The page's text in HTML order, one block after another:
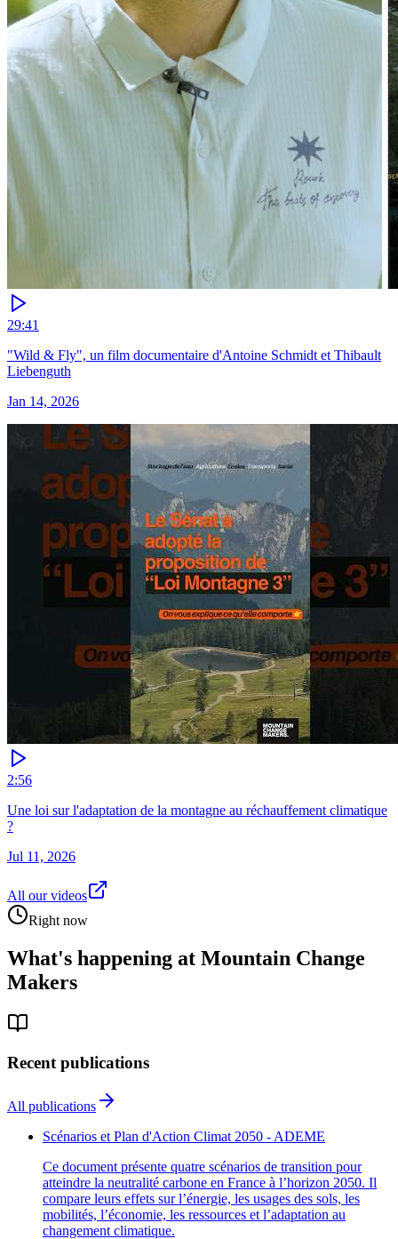
29:41
"Wild & Fly", un film documentaire d'Antoine Schmidt et Thibault
Liebenguth
Jan 14, 2026
2:56
Une loi sur l'adaptation de la montagne au réchauffement climatique
?
Jul 11, 2026
All our videos
Right now
What's happening at Mountain Change
Makers
Recent publications
All publications
Scénarios et Plan d'Action Climat 2050 - ADEME
Ce document présente quatre scénarios de transition pour
atteindre la neutralité carbone en France à l’horizon 2050. Il
compare leurs effets sur l’énergie, les usages des sols, les
mobilités, l’économie, les ressources et l’adaptation au
changement climatique.